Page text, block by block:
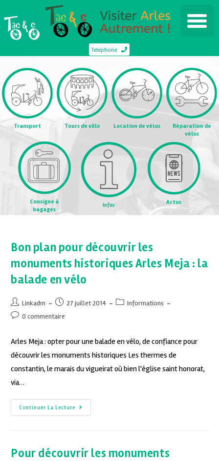
Telephone
Transport Tours de ville Location de vélos
Réparation de
vélos
Consigne à
bagages
Infos Actus
Bon plan pour découvrir les
monuments historiques Arles Meja : la
balade en vélo
Linkadm 27 juillet 2014
Informations
0 commentaire
Arles Meja : opter pour une balade en vélo, de confiance pour
découvrir les monuments historiques Les thermes de
constantin, le marais du vigueirat où bien l'église saint honorat,
via…
Continuer La Lecture
Pour découvrir les monuments